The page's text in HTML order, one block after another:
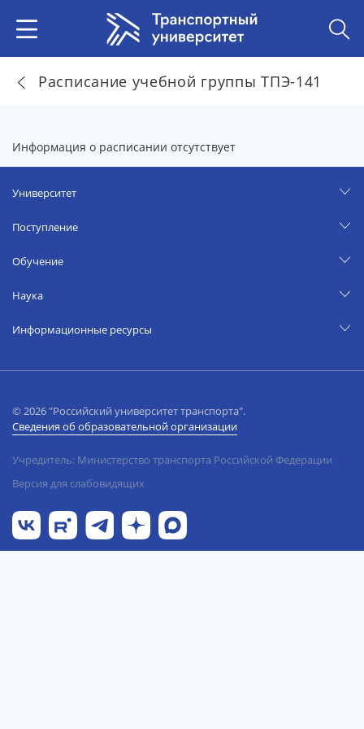
Расписание учебной группы ТПЭ-141
Информация о расписании отсутствует
Университет
Поступление
Обучение
Наука
Информационные ресурсы
© 2026 "Российский университет транспорта".
Сведения об образовательной организации
Учредитель: Министерство транспорта Российской Федерации
Версия для слабовидящих